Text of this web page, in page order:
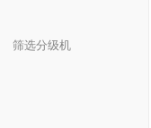
筛选分级机